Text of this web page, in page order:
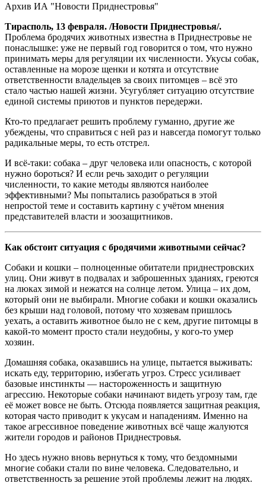
Архив ИА "Новости Приднестровья"
Тирасполь, 13 февраля. /Новости Приднестровья/.
️Проблема бродячих животных известна в Приднестровье не
понаслышке: уже не первый год говорится о том, что нужно
принимать меры для регуляции их численности. Укусы собак,
оставленные на морозе щенки и котята и отсутствие
ответственности владельцев за своих питомцев – всё это
стало частью нашей жизни. Усугубляет ситуацию отсутствие
единой системы приютов и пунктов передержи.
Кто-то предлагает решить проблему гуманно, другие же
убеждены, что справиться с ней раз и навсегда помогут только
радикальные меры, то есть отстрел.
И всё-таки: собака – друг человека или опасность, с которой
нужно бороться? И если речь заходит о регуляции
численности, то какие методы являются наиболее
эффективными? Мы попытались разобраться в этой
непростой теме и составить картину с учётом мнения
представителей власти и зоозащитников.
Как обстоит ситуация с бродячими животными сейчас?
Собаки и кошки – полноценные обитатели приднестровских
улиц. Они живут в подвалах и заброшенных зданиях, греются
на люках зимой и нежатся на солнце летом. Улица – их дом,
который они не выбирали. Многие собаки и кошки оказались
без крыши над головой, потому что хозяевам пришлось
уехать, а оставить животное было не с кем, другие питомцы в
какой-то момент просто стали неудобны, у кого-то умер
хозяин.
Домашняя собака, оказавшись на улице, пытается выживать:
искать еду, территорию, избегать угроз. Стресс усиливает
базовые инстинкты — настороженность и защитную
агрессию. Некоторые собаки начинают видеть угрозу там, где
её может вовсе не быть. Отсюда появляется защитная реакция,
которая часто приводит к укусам и нападениям. Именно на
такое агрессивное поведение животных всё чаще жалуются
жители городов и районов Приднестровья.
Но здесь нужно вновь вернуться к тому, что бездомными
многие собаки стали по вине человека. Следовательно, и
ответственность за решение этой проблемы лежит на людях.